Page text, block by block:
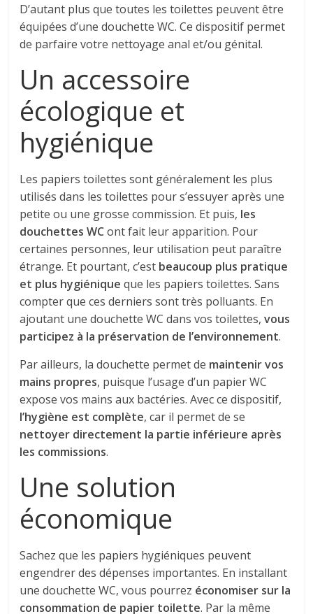
D’autant plus que toutes les toilettes peuvent être
équipées d’une douchette WC. Ce dispositif permet
de parfaire votre nettoyage anal et/ou génital.
Un accessoire
écologique et
hygiénique
Les papiers toilettes sont généralement les plus
utilisés dans les toilettes pour s’essuyer après une
petite ou une grosse commission. Et puis, les
douchettes WCont fait leur apparition. Pour
certaines personnes, leur utilisation peut paraître
étrange. Et pourtant, c’est beaucoup plus pratique
et plus hygiénique que les papiers toilettes. Sans
compter que ces derniers sont très polluants. En
ajoutant une douchette WC dans vos toilettes,vous
participez à la préservation de l’environnement.
Par ailleurs, la douchette permet de maintenir vos
mains propres, puisque l’usage d’un papier WC
expose vos mains aux bactéries. Avec ce dispositif,
l’hygiène est complète, car il permet de se
nettoyer directement la partie inférieure après
les commissions.
Une solution
économique
Sachez que les papiers hygiéniques peuvent
engendrer des dépenses importantes. En installant
une douchette WC, vous pourrez économiser sur la
consommation de papier toilette. Par la même